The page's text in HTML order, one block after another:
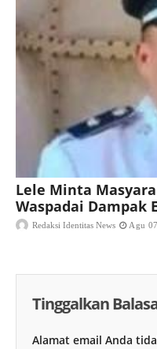
Lele Minta
Waspadai Dampak
Redaksi Identitas News Agu
Tinggalkan
Alamat email Anda